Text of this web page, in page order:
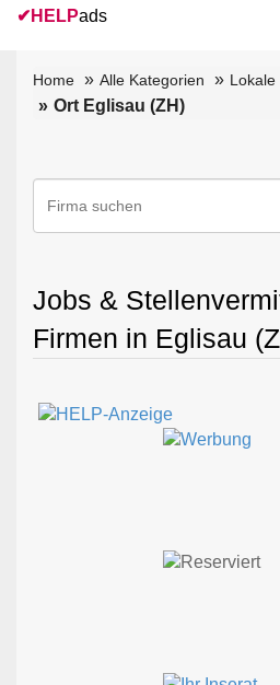
✔ HELPads
Home Alle Kategorien Lokale
Ort Eglisau (ZH)
Jobs &
Firmen in Eglisau